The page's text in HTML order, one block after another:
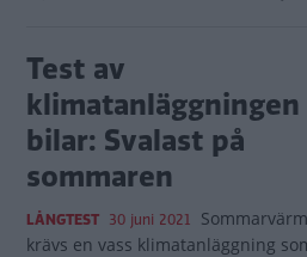
Test av
klimatanläggningen
bilar: Svalast på
sommaren
LÅNGTEST 30 juni 2021
krävs en vass klimatanläggning